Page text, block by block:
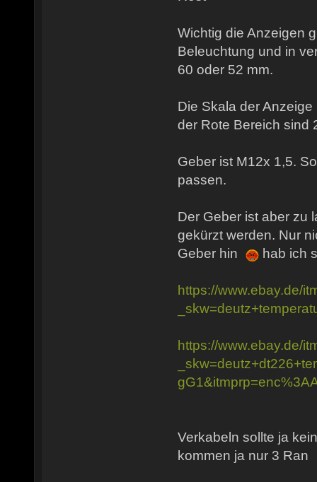
Wichtig die Anzeigen
Beleuchtung und in
60 oder 52 mm.
Die Skala der
der Rote Bereich sind
Geber ist M12x 1,5.
passen.
Der Geber ist aber zu
gekürzt werden. Nur
Geber hin
hab ich
https://www.ebay.de/
https://www.ebay.de/
Verkabeln sollte ja
kommen ja nur 3 Ran